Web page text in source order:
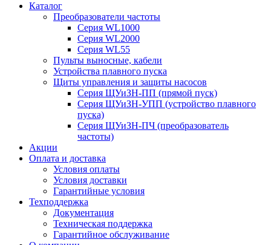
Каталог
Преобразователи частоты
Серия WL1000
Серия WL2000
Серия WL55
Пульты выносные, кабели
Устройства плавного пуска
Щиты управления и защиты насосов
Серия ЩУиЗН-ПП (прямой пуск)
Серия ЩУиЗН-УПП (устройство плавного
пуска)
Серия ЩУиЗН-ПЧ (преобразователь
частоты)
Акции
Оплата и доставка
Условия оплаты
Условия доставки
Гарантийные условия
Техподдержка
Документация
Техническая поддержка
Гарантийное обслуживание